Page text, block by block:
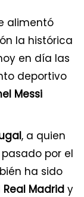
alimentó
la histórica
en día las
deportivo
Messi
, a quien
por el
ha sido
Real Madrid y